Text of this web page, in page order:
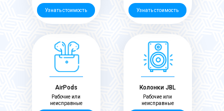
Колонки JBL
Рабочие или
неисправные
Рабочие или
неисправные
AirPods
Узнать стоимость
Узнать стоимость